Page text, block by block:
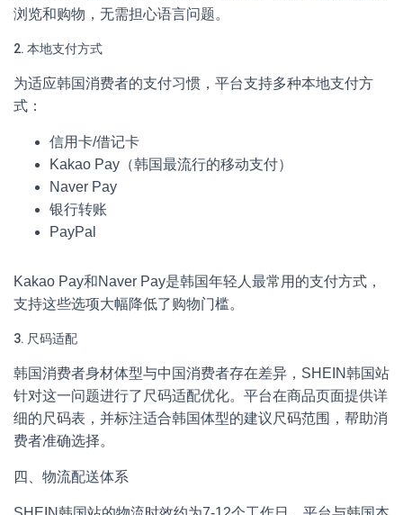
浏览和购物，无需担心语言问题。
2. 本地支付方式
为适应韩国消费者的支付习惯，平台支持多种本地支付方
式：
信用卡/借记卡
Kakao Pay（韩国最流行的移动支付）
Naver Pay
银行转账
PayPal
Kakao Pay和Naver Pay是韩国年轻人最常用的支付方式，
支持这些选项大幅降低了购物门槛。
3. 尺码适配
韩国消费者身材体型与中国消费者存在差异，SHEIN韩国站
针对这一问题进行了尺码适配优化。平台在商品页面提供详
细的尺码表，并标注适合韩国体型的建议尺码范围，帮助消
费者准确选择。
四、物流配送体系